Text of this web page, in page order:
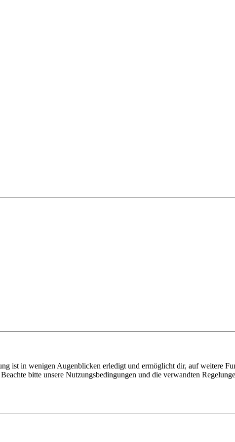
ist in wenigen Augenblicken erledigt und ermöglicht dir, auf weitere
bitte unsere Nutzungsbedingungen und die verwandten